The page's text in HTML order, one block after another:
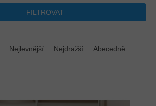
FILTROVAT
Nejlevnější Nejdražší Abecedně